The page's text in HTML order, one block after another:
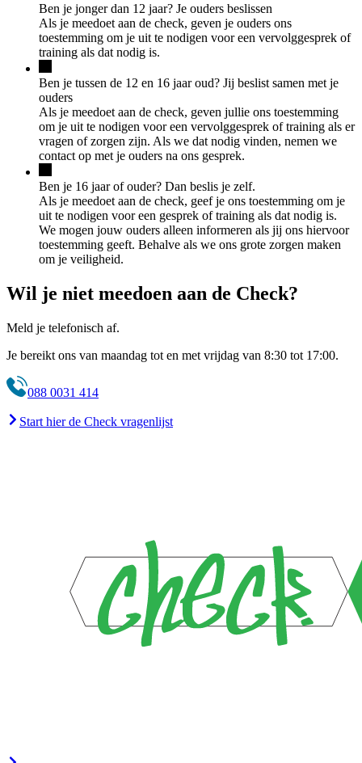
Ben je jonger dan 12 jaar? Je ouders beslissen
Als je meedoet aan de check, geven je ouders ons
toestemming om je uit te nodigen voor een vervolggesprek of
training als dat nodig is.
Ben je tussen de 12 en 16 jaar oud? Jij beslist samen met je
ouders
Als je meedoet aan de check, geven jullie ons toestemming
om je uit te nodigen voor een vervolggesprek of training als er
vragen of zorgen zijn. Als we dat nodig vinden, nemen we
contact op met je ouders na ons gesprek.
Ben je 16 jaar of ouder? Dan beslis je zelf.
Als je meedoet aan de check, geef je ons toestemming om je
uit te nodigen voor een gesprek of training als dat nodig is.
We mogen jouw ouders alleen informeren als jij ons hiervoor
toestemming geeft. Behalve als we ons grote zorgen maken
om je veiligheid.
Wil je niet meedoen aan de Check?
Meld je telefonisch af.
Je bereikt ons van maandag tot en met vrijdag van 8:30 tot 17:00.
088 0031 414
Start hier de Check vragenlijst